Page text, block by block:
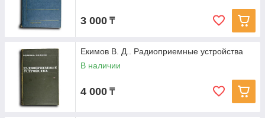
3 000 ₸
Екимов В. Д.. Радиоприемные устройства
В наличии
4 000 ₸